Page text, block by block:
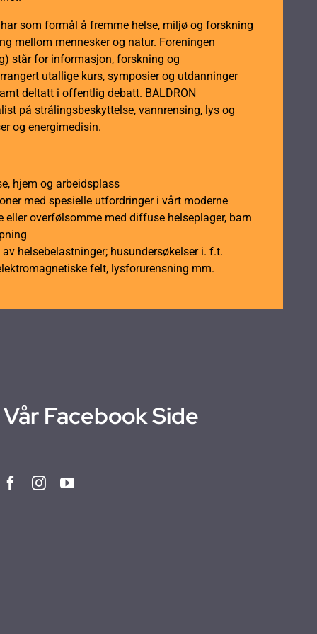
som formål å fremme helse, miljø og forskning
mellom mennesker og natur. Foreningen
står for informasjon, forskning og
utallige kurs, symposier og utdanninger
deltatt i offentlig debatt. BALDRON
på strålingsbeskyttelse, vannrensing, lys og
og energimedisin.
hjem og arbeidsplass
med spesielle utfordringer i vårt moderne
eller overfølsomme med diffuse helseplager, barn
helsebelastninger; husundersøkelser i. f.t.
felt, lysforurensning mm.
Vår Facebook Side